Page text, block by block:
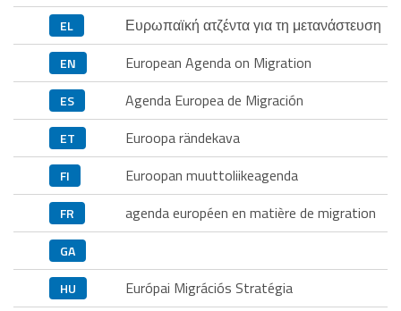
EL Ευρωπαϊκή ατζέντα για τη μετανάστευση
EN European Agenda on Migration
ES Agenda Europea de Migración
ET Euroopa rändekava
FI Euroopan muuttoliikeagenda
FR agenda européen en matière de migration
GA
HU
Európai Migrációs Stratégia